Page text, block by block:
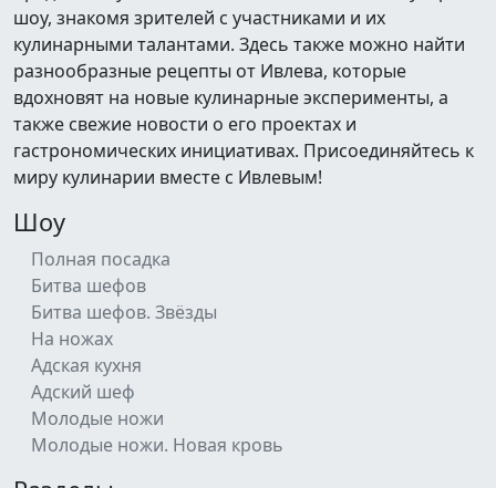
шоу, знакомя зрителей с участниками и их
кулинарными талантами. Здесь также можно найти
разнообразные рецепты от Ивлева, которые
вдохновят на новые кулинарные эксперименты, а
также свежие новости о его проектах и
гастрономических инициативах. Присоединяйтесь к
миру кулинарии вместе с Ивлевым!
Шоу
Полная посадка
Битва шефов
Битва шефов. Звёзды
На ножах
Адская кухня
Адский шеф
Молодые ножи
Молодые ножи. Новая кровь